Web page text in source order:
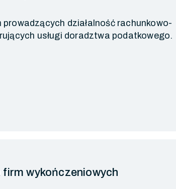
prowadzących działalność rachunkowo-
usługi doradztwa podatkowego.
firm wykończeniowych